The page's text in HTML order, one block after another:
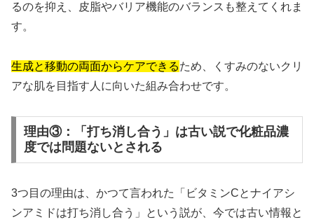
るのを抑え、皮脂やバリア機能のバランスも整えてくれま
す。
生成と移動の両面からケアできるため、くすみのないクリ
アな肌を目指す人に向いた組み合わせです。
理由③：「打ち消し合う」は古い説で化粧品濃
度では問題ないとされる
3つ目の理由は、かつて言われた「ビタミンCとナイアシ
ンアミドは打ち消し合う」という説が、今では古い情報と